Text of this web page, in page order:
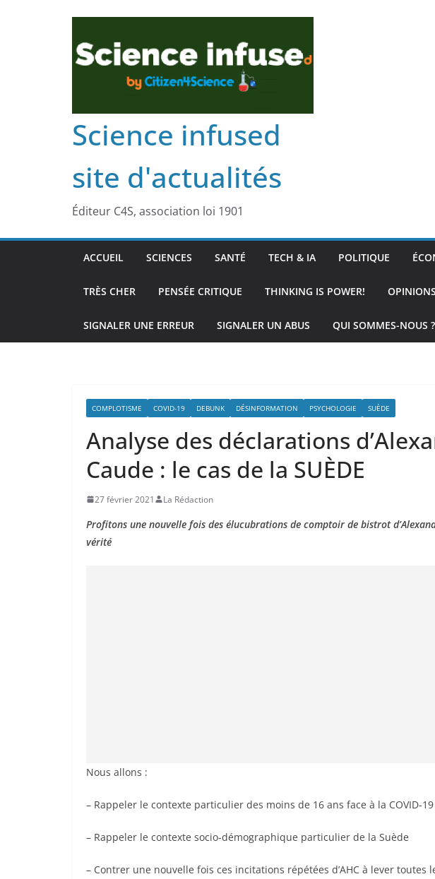
Science infused
site d'actualités
Éditeur C4S, association loi 1901
ACCUEIL SCIENCES SANTÉ TECH & IA POLITIQUE
TRÈS CHER PENSÉE CRITIQUE THINKING IS POWER! OPINIONS
SIGNALER UNE ERREUR SIGNALER UN ABUS QUI SOMMES-NOUS ?
COMPLOTISME COVID-19 DEBUNK DÉSINFORMATION PSYCHOLOGIE SUÈDE
Analyse des déclarations
Caude : le cas de la SUÈDE
27 février 2021 La Rédaction
Profitons une nouvelle fois des élucubrations de comptoir de bistrot
vérité
Nous allons :
– Rappeler le contexte particulier des moins de 16 ans face à la COVID-19
– Rappeler le contexte socio-démographique particulier de la Suède
– Contrer une nouvelle fois ces incitations répétées d’AHC à lever